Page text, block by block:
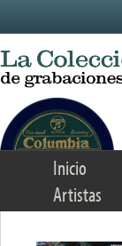
Inicio
Artistas